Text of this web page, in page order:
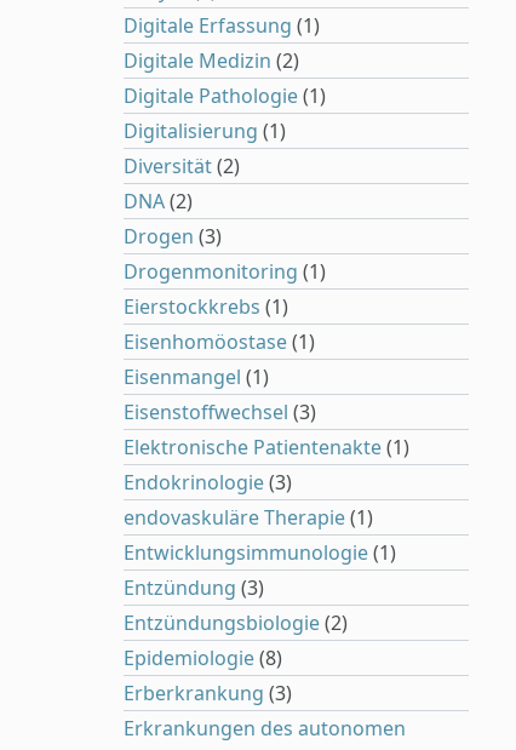
Digitale Erfassung (1)
Digitale Medizin (2)
Digitale Pathologie(1)
Digitalisierung (1)
Diversität(2)
DNA(2)
Drogen (3)
Drogenmonitoring (1)
Eierstockkrebs (1)
Eisenhomöostase(1)
Eisenmangel (1)
Eisenstoffwechsel (3)
Elektronische Patientenakte(1)
Endokrinologie(3)
endovaskuläre Therapie(1)
Entwicklungsimmunologie(1)
Entzündung (3)
Entzündungsbiologie(2)
Epidemiologie(8)
Erberkrankung (3)
Erkrankungen des autonomen